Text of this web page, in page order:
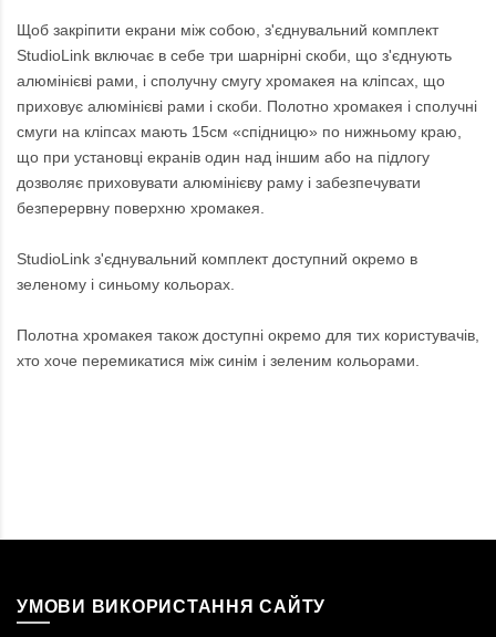
Щоб закріпити екрани між собою, з'єднувальний комплект
StudioLink включає в себе три шарнірні скоби, що з'єднують
алюмінієві рами, і сполучну смугу хромакея на кліпсах, що
приховує алюмінієві рами і скоби. Полотно хромакея і сполучні
смуги на кліпсах мають 15см «спідницю» по нижньому краю,
що при установці екранів один над іншим або на підлогу
дозволяє приховувати алюмінієву раму і забезпечувати
безперервну поверхню хромакея.
StudioLink з'єднувальний комплект доступний окремо в
зеленому і синьому кольорах.
Полотна хромакея також доступні окремо для тих користувачів,
хто хоче перемикатися між синім і зеленим кольорами.
УМОВИ ВИКОРИСТАННЯ САЙТУ